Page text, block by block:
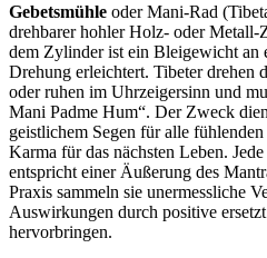
Gebetsmühle oder Mani-Rad
drehbarer hohler Holz- oder
dem Zylinder ist ein Bleigewicht an
Drehung erleichtert. Tibeter drehen
oder ruhen im Uhrzeigersinn und
Mani Padme Hum“. Der Zweck
geistlichem Segen für alle
Karma für das nächsten Leben.
entspricht einer Äußerung des
Praxis sammeln sie unermessliche
Auswirkungen durch positive
hervorbringen.